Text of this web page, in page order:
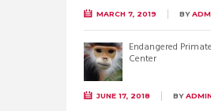
MARCH 7, 2019 BY
Endangered
Center
JUNE 17, 2018 BY